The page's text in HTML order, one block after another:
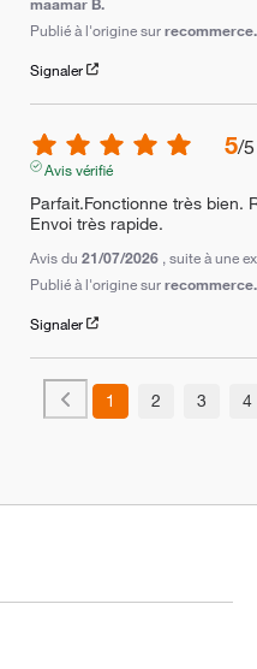
Publié à l'origine sur
Signaler
5/5
Avis vérifié
Parfait.Fonctionne très bien.
Envoi très rapide.
Avis du 21/07/2026 , suite à une
Publié à l'origine sur
Signaler
1 2 3 4